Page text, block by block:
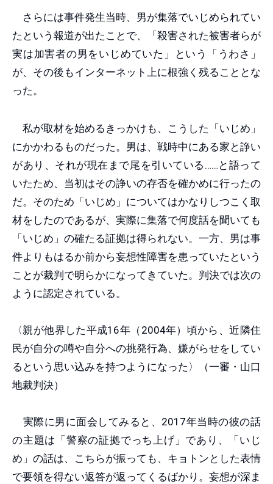
さらには事件発生当時、男が集落でいじめられてい
たという報道が出たことで、「殺害された被害者らが
実は加害者の男をいじめていた」という「うわさ」
が、その後もインターネット上に根強く残ることとな
った。
私が取材を始めるきっかけも、こうした「いじめ」
にかかわるものだった。男は、戦時中にある家と諍い
があり、それが現在まで尾を引いている……と語って
いたため、当初はその諍いの存否を確かめに行ったの
だ。そのため「いじめ」についてはかなりしつこく取
材をしたのであるが、実際に集落で何度話を聞いても
「いじめ」の確たる証拠は得られない。一方、男は事
件よりもはるか前から妄想性障害を患っていたという
ことが裁判で明らかになってきていた。判決では次の
ように認定されている。
〈親が他界した平成16年（2004年）頃から、近隣住
民が自分の噂や自分への挑発行為、嫌がらせをしてい
るという思い込みを持つようになった〉（一審・山口
地裁判決）
実際に男に面会してみると、2017年当時の彼の話
の主題は「警察の証拠でっち上げ」であり、「いじ
め」の話は、こちらが振っても、キョトンとした表情
で要領を得ない返答が返ってくるばかり。妄想が深ま